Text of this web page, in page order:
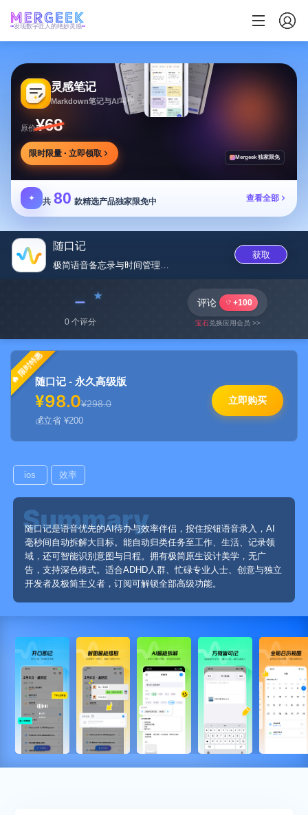
发现数字匠人的绝妙灵感
灵感笔记
Markdown笔记与AI写作，多方式整理同步笔记
原价¥68
限时限量 · 立即领取 Mergeek 独家限免
✦ 共 80 款精选产品独家限免中 查看全部
随口记
极简语音备忘录与时间管理效率助...
获取
﹣
0 个评分
评论 +100
宝石兑换应用会员 >>
限时特惠
随口记 - 永久高级版
¥98.0¥298.0
立省 ¥200
立即购买
ios 效率
随口记是语音优先的AI待办与效率伴侣，按住按钮语音录入，AI
毫秒间自动拆解大目标。能自动归类任务至工作、生活、记录领
域，还可智能识别意图与日程。拥有极简原生设计美学，无广
告，支持深色模式。适合ADHD人群、忙碌专业人士、创意与独立
开发者及极简主义者，订阅可解锁全部高级功能。